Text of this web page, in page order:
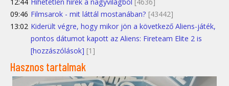
12:44 Hihetetlen hírek a nagyvilágból [4636]
09:46 Filmsarok - mit láttál mostanában? [43442]
13:02 Kiderült végre, hogy mikor jön a következő Aliens-játék,
pontos dátumot kapott az Aliens: Fireteam Elite 2 is
[hozzászólások] [1]
Hasznos tartalmak